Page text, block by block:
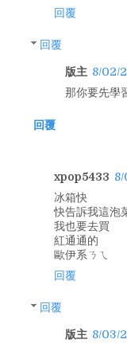
回覆
回覆
版主 8/02/
那你要先學
回覆
xpop5433
冰箱快
快告訴我這泡
我也要去買
紅通通的
歐伊系ㄋㄟ
回覆
回覆
版主 8/03/